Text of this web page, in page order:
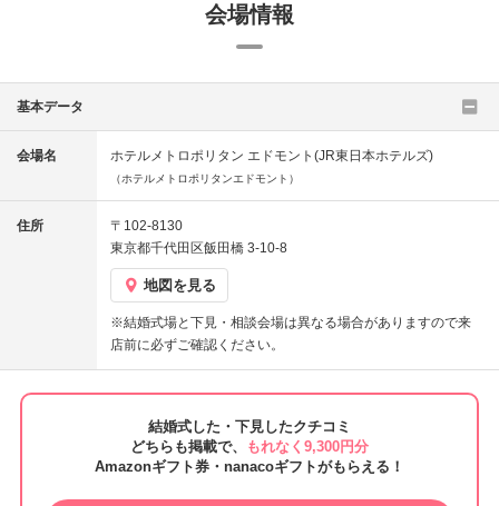
会場情報
基本データ
会場名 ホテルメトロポリタン エドモント(JR東日本ホテルズ)
（ホテルメトロポリタンエドモント）
住所
〒102-8130
東京都千代田区飯田橋 3-10-8
地図を見る
※結婚式場と下見・相談会場は異なる場合がありますので来
店前に必ずご確認ください。
結婚式した・下見したクチコミ
どちらも掲載で、
もれなく9,300円分
Amazonギフト券・nanacoギフトがもらえる！